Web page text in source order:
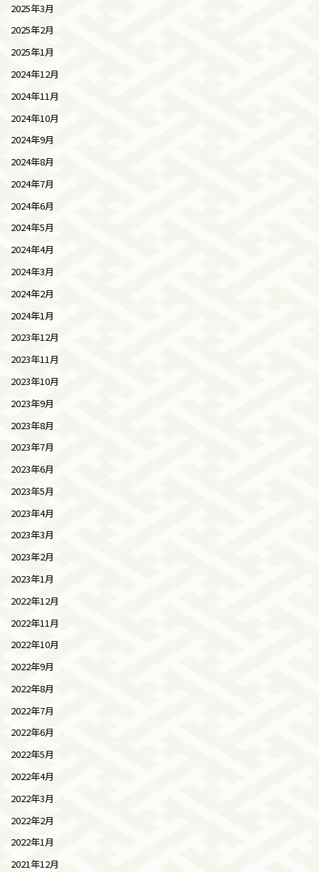
2025年3月
2025年2月
2025年1月
2024年12月
2024年11月
2024年10月
2024年9月
2024年8月
2024年7月
2024年6月
2024年5月
2024年4月
2024年3月
2024年2月
2024年1月
2023年12月
2023年11月
2023年10月
2023年9月
2023年8月
2023年7月
2023年6月
2023年5月
2023年4月
2023年3月
2023年2月
2023年1月
2022年12月
2022年11月
2022年10月
2022年9月
2022年8月
2022年7月
2022年6月
2022年5月
2022年4月
2022年3月
2022年2月
2022年1月
2021年12月